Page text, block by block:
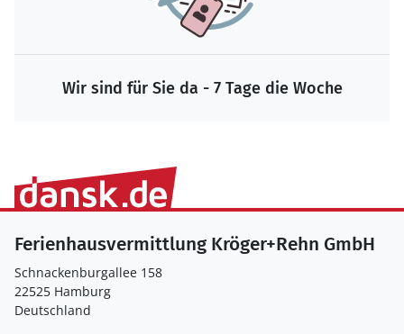
Wir sind für Sie da - 7 Tage die Woche
Ferienhausvermittlung Kröger+Rehn GmbH
Schnackenburgallee 158
22525 Hamburg
Deutschland